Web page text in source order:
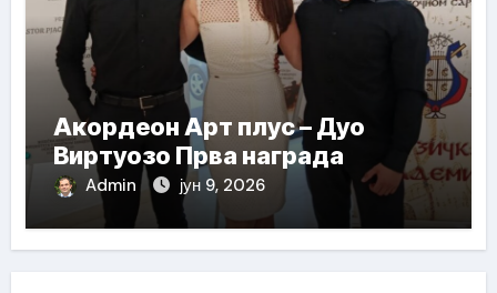
Акордеон Арт плус – Дуо
Виртуозо Прва награда
Admin јун 9, 2026